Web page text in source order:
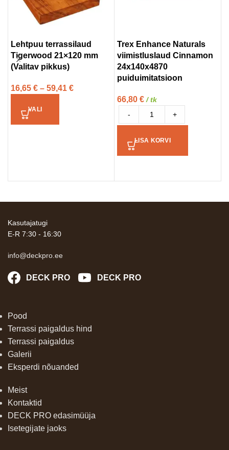
Lehtpuu terrassilaud
Tigerwood 21×120 mm
(Valitav pikkus)
16,65 € – 59,41 €
VALI
Trex Enhance Naturals
viimistluslaud Cinnamon
24x140x4870
puiduimitatsioon
66,80 € / tk
-
+
LISA KORVI
Kasutajatugi
E-R 7:30 - 16:30
info@deckpro.ee
DECK PRO DECK PRO
Pood
Terrassi paigaldus hind
Terrassi paigaldus
Galerii
Eksperdi nõuanded
Meist
Kontaktid
DECK PRO edasimüüja
Isetegijate jaoks